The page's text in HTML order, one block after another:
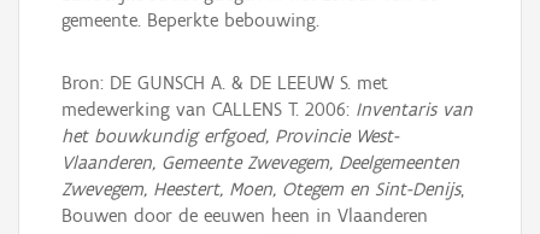
Hergebruikgemeente. Beperkte bebouwing.
Bron: DE GUNSCH A. & DE LEEUW S. met
medewerking van CALLENS T. 2006: Inventaris van
het bouwkundig erfgoed, Provincie West-
Vlaanderen, Gemeente Zwevegem, Deelgemeenten
Zwevegem, Heestert, Moen, Otegem en Sint-Denijs,
Bouwen door de eeuwen heen in Vlaanderen